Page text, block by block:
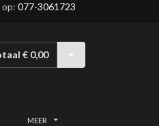
077-3061723
€ 0,00
MEER